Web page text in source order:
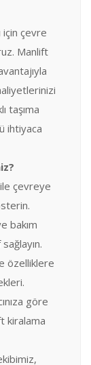
için çevre
Manlift
taşıma
ihtiyaca
çevreye
bakım
özelliklere
göre
kiralama